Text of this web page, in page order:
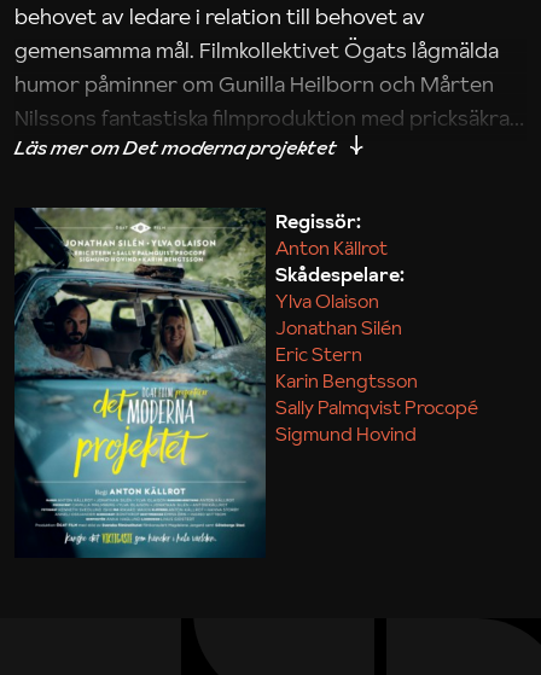
behovet av ledare i relation till behovet av
gemensamma mål. Filmkollektivet Ögats lågmälda
humor påminner om Gunilla Heilborn och Mårten
Nilssons fantastiska filmproduktion med pricksäkra
iakttagelser om hur svårt det kan vara att omsätta
Maja Kekonius
Regissör:
Anton Källrot
Skådespelare:
Ylva Olaison
Jonathan Silén
Eric Stern
Karin Bengtsson
Sally Palmqvist Procopé
Sigmund Hovind